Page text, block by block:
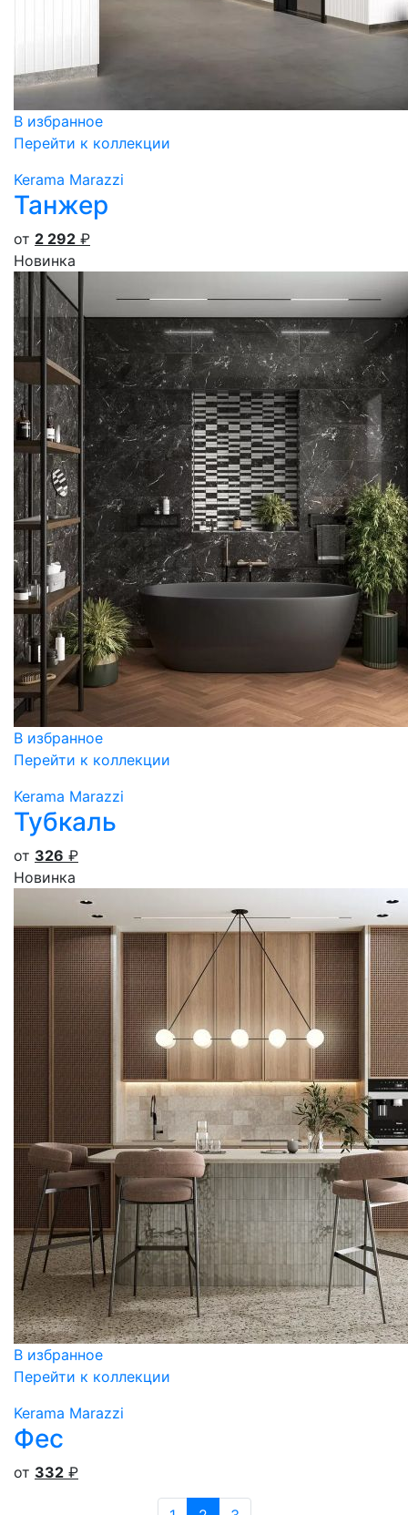
В избранное
Перейти к коллекции
Kerama Marazzi
Танжер
от 2 292 ₽
Новинка
В избранное
Перейти к коллекции
Kerama Marazzi
Тубкаль
от 326 ₽
Новинка
В избранное
Перейти к коллекции
Kerama Marazzi
Фес
от 332 ₽